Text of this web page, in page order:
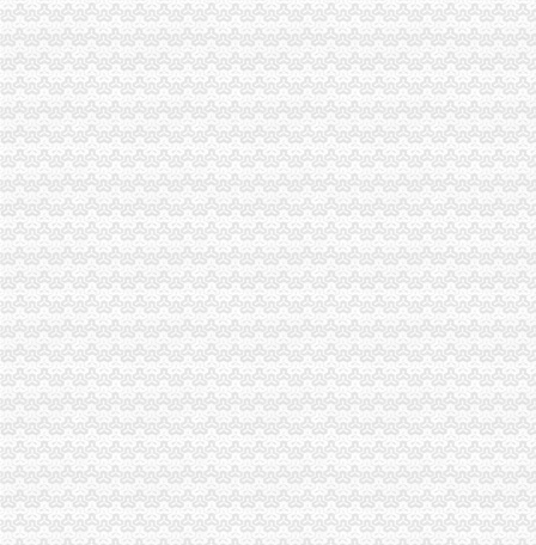
市重庆分公司注册局第二期外商投资企业联络员培训会在渝中局召开
巫溪局重庆财务公司早抓落实重点工作目标初见成效
陈速副局长对经检总队2008年工作提出五个方面的重庆发票申请要求
永川局“五个一”重庆进出口权建立和完善食品行业监管长效机制
酉局李溪工商所“三下乡”重庆分公司注册优质服务“三农”
经开园局登记科荣获重庆市2008年度“巾帼文明岗”重庆公司注销称号
合川局重庆发票申请推出四项措施促进中介组织快速发展
沙坪坝局重庆分公司注册发挥区位教育优势全面提高队伍素质
梁平局重庆财务公司四结合提高个体工商户验照效率
万州局重庆公司注销调整思路狠抓政务信息上报工作
秀山局“三加、三落实”重庆代理报税开展风廉政建设
万州局重庆公司注销以行业协会为契机加摩托车行业监管
新修订的重庆代理记账《沙坪坝区驰名商标著名商标励办法》励标准大幅提高
市重庆发票申请工商局积主办潼南蔬菜采购会 企业现场共签订购销协议4.58亿
黔江局重庆代理报税邀请地方政领导为工商工作建言献策
江津局荣获重庆市重庆代账公司消费维权贡献
重庆分公司注册
供应重庆公司注册*办工商注册代理-重庆公司注册咨询有限公司
【重庆公司注册注册公司的程序全透明了解】-重庆易登网
重庆公司注册代理设立分公司对企业存在哪些好处-信息服务
重庆公司注册_重庆工商注册_0元代办优惠活动|重庆含弘光大工商
【重庆子公司注册代理记账商标注册营业执照代办】-中国服务网